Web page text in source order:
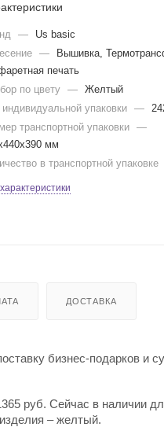
—
Us basic
—
Вышивка,
печать
по цвету
—
Желтый
индивидуальной упаковки
—
транспортной упаковки
—
мм
в транспортной упаковке
ДОСТАВКА
бизнес-подарков и
руб. Сейчас в наличии
– желтый.